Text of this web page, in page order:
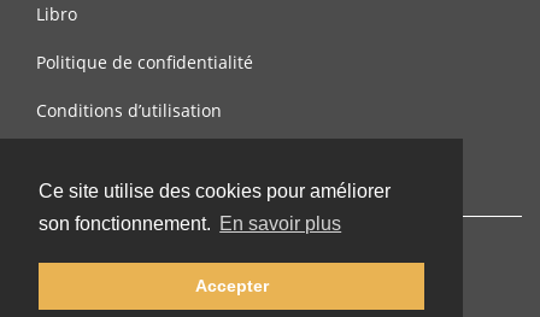
Ce site utilise des cookies pour améliorer
son fonctionnement. En savoir plus
Accepter
Libro
Politique de confidentialité
Conditions d’utilisation